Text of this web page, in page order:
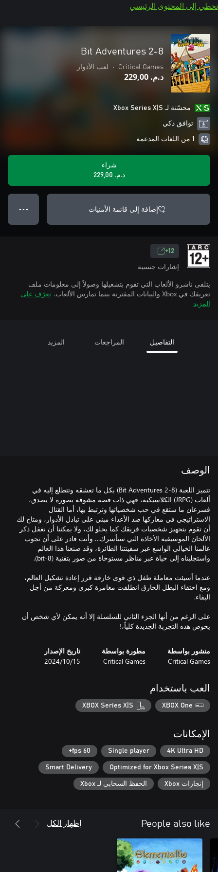
تخطي إلى المحتوى الرئيسي
8-Bit Adventures 2
Critical Games
• لعب الأدوار
د.م.‏ 229,00
محسّنة لـ Xbox Series X|S
توافق ذكي
1 من اللغات المدعمة
شراء
د.م.‏ 229,00
إضافة إلى قائمة الأمنيات ● ● ●
12+
إشارات جنسية
يتلقى ناشرو الألعاب التي تقوم بتشغيلها وصولاً إلى معلومات ملف
تعريفك في Xbox والبيانات المقترنة بينما تمارس الألعاب.
تعرّف على
المزيد
التفاصيل المراجعات المزيد
الوصف
تتميز اللعبة (8-Bit Adventures 2) بكل ما تعشقه وتتطلع إليه في
ألعاب (JRPG) الكلاسيكية، فهي ذات قصة مشوقة بصورة لا يصدق،
فسرعان ما ستقع في حب شخصياتها وترتبط بها، أما القتال
الاستراتيجي في معاركها ضد الأعداء مبني على تبادل الأدوار، ومتاح لك
أن تقوم بتجهيز شخصيات فريقك كما يحلو لك، ولا يمكننا أن نغفل ذكر
الألحان الموسيقية الأخاذة التي ستأسرك… وأنت قادر على أن تجوب
عالمنا الخيالي الواسع عبر سفينتنا الطائرة، وقد صنعنا هذا العالم
عندما أسيئت معاملة طفل ذي قوى خارقة قرر إعادة تشكيل العالم،
ومع اختفاء البطل الخارق انطلقت مغامرة كبرى ومعركة من أجل
على الرغم من أنها الجزء الثاني للسلسلة إلا أنه يمكن لأي شخص أن
يخوض هذه التجربة الجديدة كلياً،!
منشور بواسطة
Critical Games
مطورة بواسطة
Critical Games
تاريخ الإصدار
15‏/10‏/2024
العب باستخدام
XBOX One
XBOX Series X|S
الإمكانات
4K Ultra HD
Single player
60 fps+
Optimized for Xbox Series X|S
Smart Delivery
إنجازات Xbox الحفظ السحابي لـ Xbox
People also like إظهار الكل